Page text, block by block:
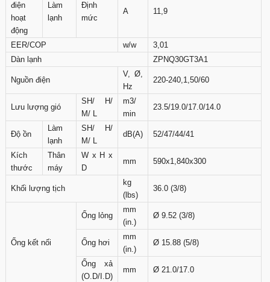
điện
hoạt
động
Làm
lạnh
Định
mức
A 11,9
EER/COP w/w
3,01
Dàn lạnh
ZPNQ30GT3A1
Nguồn điện
V, Ø,
Hz
220-240,1,50/60
Lưu lượng gió
SH/ H/
M/ L
m3/
min
23.5/19.0/17.0/14.0
Độ ồn
Làm
lạnh
SH/ H/
M/ L
dB(A) 52/47/44/41
Kích
thước
Thân
máy
W x H x
D
mm 590x1,840x300
Khối lượng tịch
kg
(lbs)
36.0 (3/8)
Ống kết nối
Ống lỏng
mm
(in.)
Ø 9.52 (3/8)
Ống hơi
mm
(in.)
Ø 15.88 (5/8)
Ống xả
(O.D/I.D)
mm Ø 21.0/17.0